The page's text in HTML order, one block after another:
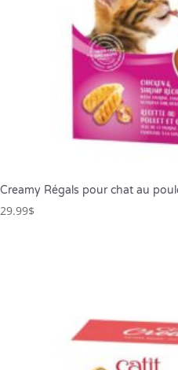
Creamy Régals pour chat au
29.99$